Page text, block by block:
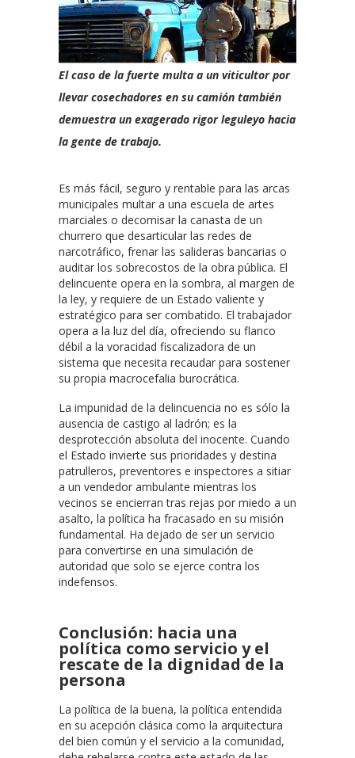
El caso de la fuerte multa a un viticultor por
llevar cosechadores en su camión también
demuestra un exagerado rigor leguleyo hacia
la gente de trabajo.
Es más fácil, seguro y rentable para las arcas
municipales multar a una escuela de artes
marciales o decomisar la canasta de un
churrero que desarticular las redes de
narcotráfico, frenar las salideras bancarias o
auditar los sobrecostos de la obra pública. El
delincuente opera en la sombra, al margen de
la ley, y requiere de un Estado valiente y
estratégico para ser combatido. El trabajador
opera a la luz del día, ofreciendo su flanco
débil a la voracidad fiscalizadora de un
sistema que necesita recaudar para sostener
su propia macrocefalia burocrática.
La impunidad de la delincuencia no es sólo la
ausencia de castigo al ladrón; es la
desprotección absoluta del inocente. Cuando
el Estado invierte sus prioridades y destina
patrulleros, preventores e inspectores a sitiar
a un vendedor ambulante mientras los
vecinos se encierran tras rejas por miedo a un
asalto, la política ha fracasado en su misión
fundamental. Ha dejado de ser un servicio
para convertirse en una simulación de
autoridad que solo se ejerce contra los
indefensos.
Conclusión: hacia una
política como servicio y el
rescate de la dignidad de la
persona
La política de la buena, la política entendida
en su acepción clásica como la arquitectura
del bien común y el servicio a la comunidad,